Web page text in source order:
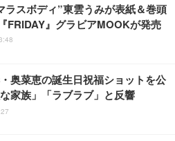
ラスボディ”東雲うみが表紙＆巻頭
FRIDAY』グラビアMOOKが発売
奥菜恵の誕生日祝福ショットを公
家族」「ラブラブ」と反響